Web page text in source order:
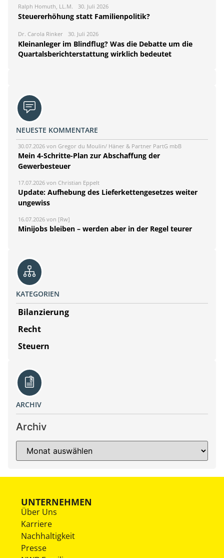
Ralph Homuth, LL.M. 30. Juli 2026
Steuererhöhung statt Familienpolitik?
Dr. Carola Rinker 30. Juli 2026
Kleinanleger im Blindflug? Was die Debatte um die
Quartalsberichterstattung wirklich bedeutet
NEUESTE KOMMENTARE
30.07.2026 von Gregor du Moulin/ Häner & Partner PartG mbB
Mein 4-Schritte-Plan zur Abschaffung der
Gewerbesteuer
17.07.2026 von Christian Eppelt
Update: Aufhebung des Lieferkettengesetzes weiter
ungewiss
16.07.2026 von [Rw]
Minijobs bleiben – werden aber in der Regel teurer
KATEGORIEN
Bilanzierung
Recht
Steuern
ARCHIV
Archiv
UNTERNEHMEN
Über Uns
Karriere
Nachhaltigkeit
Presse